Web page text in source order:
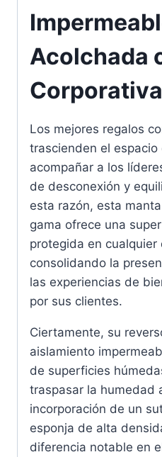
Acolchada
Corporativa
Los mejores regalos
trascienden el
acompañar a los
de desconexión y
esta razón, esta
gama ofrece una
protegida en cualquier
consolidando la
las experiencias de
por sus clientes.
Ciertamente, su
aislamiento
de superficies
traspasar la humedad
incorporación de un
esponja de alta
diferencia notable en